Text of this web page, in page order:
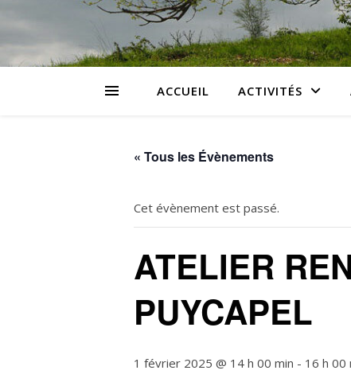
ACCUEIL ACTIVITÉS
« Tous les Évènements
Cet évènement est passé.
ATELIER
PUYCAPEL
1 février 2025 @ 14 h 00 min - 16 h 00